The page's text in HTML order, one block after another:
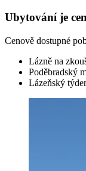
Ubytování je
Cenově dostupné
Lázně na
Poděbradský
Lázeňský